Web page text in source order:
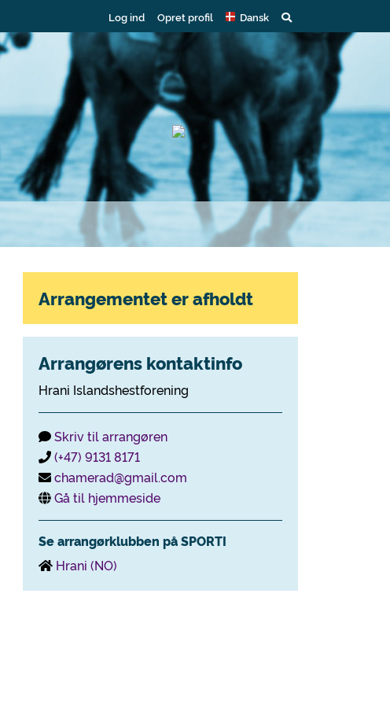
Log ind Opret profil Dansk
Arrangementet er afholdt
Arrangørens kontaktinfo
Hrani Islandshestforening
Skriv til arrangøren
(+47) 9131 8171
chamerad@gmail.com
Gå til hjemmeside
Se arrangørklubben på SPORTI
Hrani (NO)